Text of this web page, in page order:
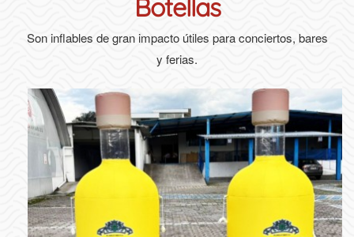
Botellas
Son inflables de gran impacto útiles para conciertos, bares
y ferias.